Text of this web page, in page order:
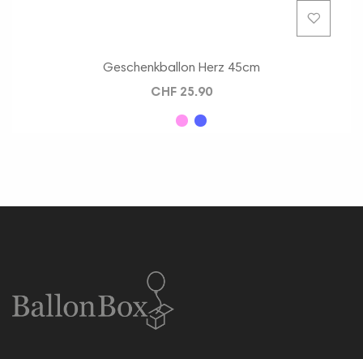
Geschenkballon Herz 45cm
CHF 25.90